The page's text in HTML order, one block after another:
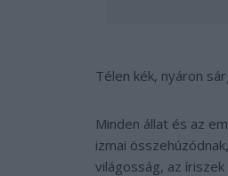
Télen kék, nyáron
Minden állat és az
izmai
világosság, az